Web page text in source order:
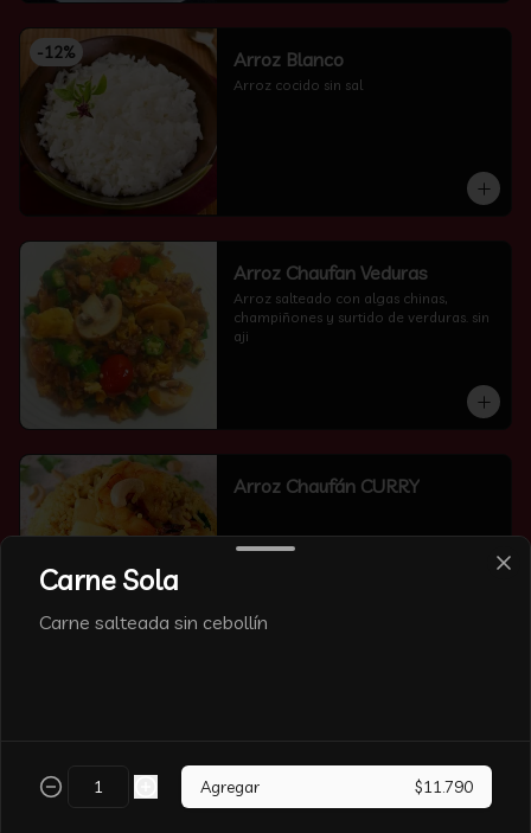
-12% Arroz Blanco
Arroz cocido sin sal
Arroz Chaufan Veduras
Arroz salteado con algas chinas,
champiñones y surtido de verduras. sin
aji
Arroz Chaufán CURRY
Carne Sola
Carne salteada sin cebollín
Agregar $11.790